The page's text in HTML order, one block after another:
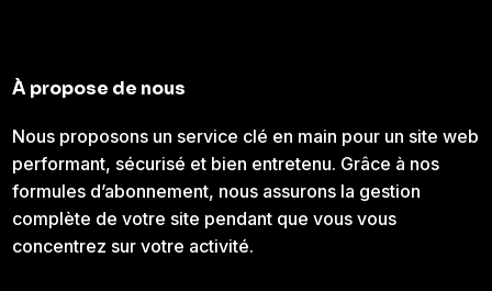
À propose de nous
Nous proposons un service clé en main pour un site web
performant, sécurisé et bien entretenu. Grâce à nos
formules d’abonnement, nous assurons la gestion
complète de votre site pendant que vous vous
concentrez sur votre activité.